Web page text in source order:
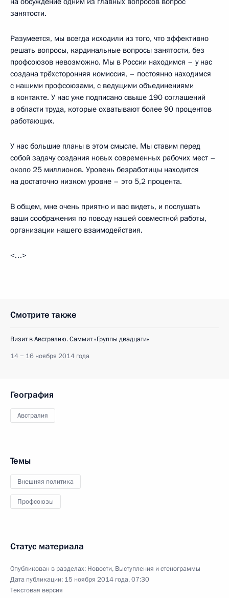
занятости.
Разумеется, мы всегда исходили из того, что эффективно
решать вопросы, кардинальные вопросы занятости, без
профсоюзов невозможно. Мы в России находимся – у нас
создана трёхсторонняя комиссия, – постоянно находимся
с нашими профсоюзами, с ведущими объединениями
в контакте. У нас уже подписано свыше 190 соглашений
в области труда, которые охватывают более 90 процентов
работающих.
У нас большие планы в этом смысле. Мы ставим перед
собой задачу создания новых современных рабочих мест –
около 25 миллионов. Уровень безработицы находится
на достаточно низком уровне – это 5,2 процента.
В общем, мне очень приятно и вас видеть, и послушать
ваши соображения по поводу нашей совместной работы,
организации нашего взаимодействия.
<…>
Смотрите также
Визит в Австралию. Саммит «Группы двадцати»
14 − 16 ноября 2014 года
География
Австралия
Темы
Внешняя политика
Профсоюзы
Статус материала
Опубликован в разделах: Новости, Выступления и стенограммы
Дата публикации: 15 ноября 2014 года, 07:30
Текстовая версия